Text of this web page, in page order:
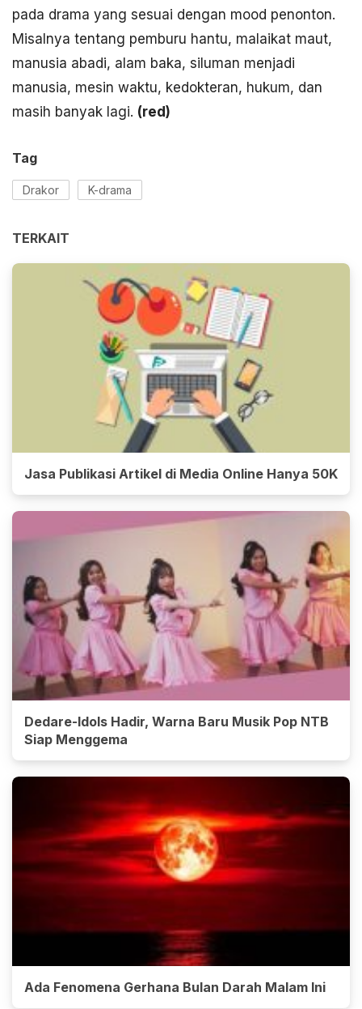
pada drama yang sesuai dengan mood penonton.
Misalnya tentang pemburu hantu, malaikat maut,
manusia abadi, alam baka, siluman menjadi
manusia, mesin waktu, kedokteran, hukum, dan
masih banyak lagi. (red)
Tag
Drakor K-drama
TERKAIT
Jasa Publikasi Artikel di Media Online Hanya 50K
Dedare-Idols Hadir, Warna Baru Musik Pop NTB
Siap Menggema
Ada Fenomena Gerhana Bulan Darah Malam Ini